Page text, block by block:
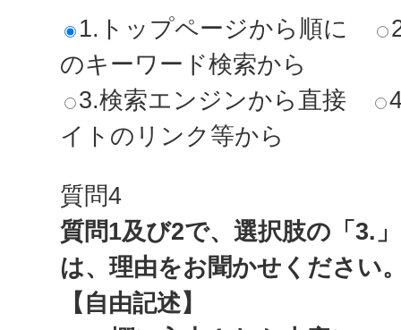
1.トップページから順に
のキーワード検索から
3.検索エンジンから直接
イトのリンク等から
質問4
質問1及び2で、選択肢の「3.
は、理由をお聞かせください
【自由記述】